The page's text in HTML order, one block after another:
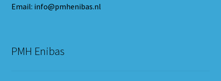
Email: info@pmhenibas.nl
PMH Enibas